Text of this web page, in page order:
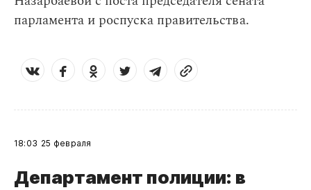
парламента и роспуска правительства.
18:03 25 февраля
Департамент полиции: в